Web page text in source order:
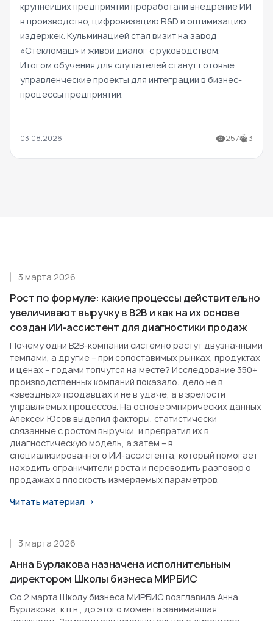
крупнейших предприятий проработали внедрение ИИ
в производство, цифровизацию R&D и оптимизацию
издержек. Кульминацией стал визит на завод
«Стекломаш» и живой диалог с руководством.
Итогом обучения для слушателей станут готовые
управленческие проекты для интеграции в бизнес-
процессы предприятий.
03.08.2026 257 3
Рост по формуле: какие процессы действительно
увеличивают выручку в B2B и как на их основе
создан ИИ-ассистент для диагностики продаж
3 марта 2026
Почему одни B2B-компании системно растут двузначными
темпами, а другие – при сопоставимых рынках, продуктах
и ценах – годами топчутся на месте? Исследование 350+
производственных компаний показало: дело не в
«звездных» продавцах и не в удаче, а в зрелости
управляемых процессов. На основе эмпирических данных
Алексей Юсов выделил факторы, статистически
связанные с ростом выручки, и превратил их в
диагностическую модель, а затем – в
специализированного ИИ-ассистента, который помогает
находить ограничители роста и переводить разговор о
продажах в плоскость измеряемых параметров.
Читать материал
Анна Бурлакова назначена исполнительным
директором Школы бизнеса МИРБИС
3 марта 2026
Со 2 марта Школу бизнеса МИРБИС возглавила Анна
Бурлакова, к.п.н., до этого момента занимавшая